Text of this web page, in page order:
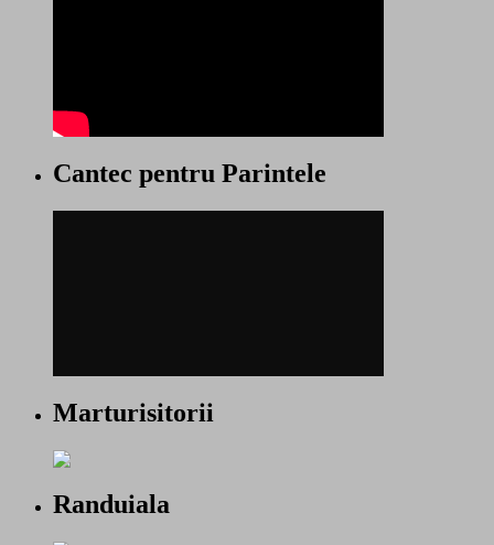
Cantec pentru Parintele
Marturisitorii
Randuiala